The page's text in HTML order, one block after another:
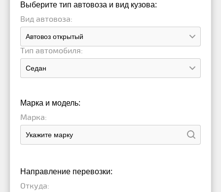
Выберите тип автовоза и вид кузова:
Вид автовоза:
Тип автомобиля:
Марка и модель:
Марка:
Направление перевозки:
Откуда: